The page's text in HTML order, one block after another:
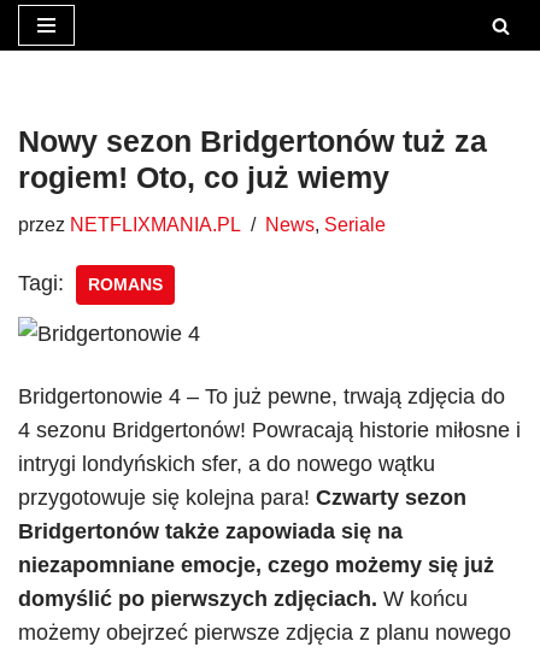
treści
Nowy sezon Bridgertonów tuż za
rogiem! Oto, co już wiemy
przez NETFLIXMANIA.PL News, Seriale
Tagi: ROMANS
Bridgertonowie 4 – To już pewne, trwają zdjęcia do
4 sezonu Bridgertonów! Powracają historie miłosne i
intrygi londyńskich sfer, a do nowego wątku
przygotowuje się kolejna para! Czwarty sezon
Bridgertonów także zapowiada się na
niezapomniane emocje, czego możemy się już
domyślić po pierwszych zdjęciach. W końcu
możemy obejrzeć pierwsze zdjęcia z planu nowego